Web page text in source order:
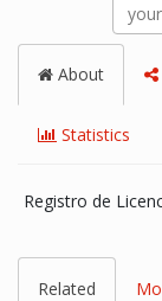
About
Statistics
Registro de
Related